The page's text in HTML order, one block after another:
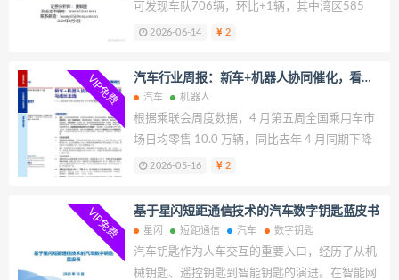
可发现车队706辆，环比+1辆，其中湾区585
辆，奥斯汀104辆、休斯顿9辆、达拉斯8辆；其
达拉斯5辆）；2）2026年6月5日FSD里程数共
计108.8亿英里。 Waymo L4日度跟踪：1）
2026年5月12日，官方车队数量为3791辆；2）
2026年6月2日，Waymo日活78282人，同
2026-06-14 2
VIP免费
汽车行业周报：新车+机器人协同催化，看好
科技与成长主线
汽车 机器人
根据乘联会周度数据，4 月第五周全国乘用车市
场日均零售 10.0 万辆，同比去年 4 月同期下降
9%，较上月同期增长 25%。4 月第五周全国乘
期增长 22%，较上月同期增长 51%。
2026-05-16 2
VIP免费 基于星闪短距通信技术的汽车数字钥匙蓝皮书
星闪 短距通信 汽车 数字钥匙
汽车钥匙作为人车交互的重要入口，经历了从机
械钥匙、遥控钥匙到智能钥匙的演进。在智能网